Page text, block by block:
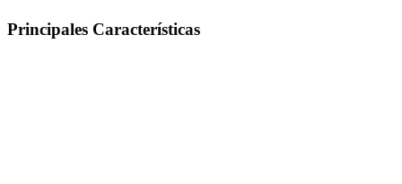
Principales Características